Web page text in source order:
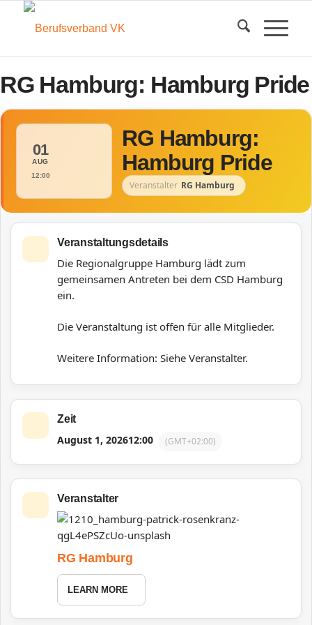
RG Hamburg: Hamburg Pride
01
AUG
12:00
RG Hamburg:
Hamburg Pride
Veranstalter RG Hamburg
Veranstaltungsdetails
Die Regionalgruppe Hamburg lädt zum
gemeinsamen Antreten bei dem CSD Hamburg
ein.
Die Veranstaltung ist offen für alle Mitglieder.
Weitere Information: Siehe Veranstalter.
Zeit
August 1, 202612:00 (GMT+02:00)
Veranstalter
RG Hamburg
LEARN MORE